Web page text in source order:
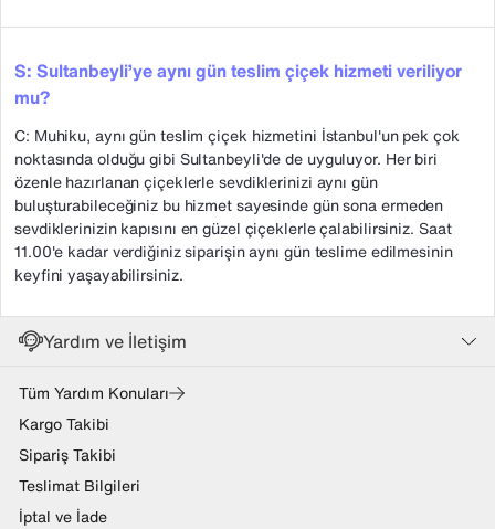
S: Sultanbeyli’ye aynı gün teslim çiçek hizmeti veriliyor
mu?
C: Muhiku, aynı gün teslim çiçek hizmetini İstanbul'un pek çok
noktasında olduğu gibi Sultanbeyli'de de uyguluyor. Her biri
özenle hazırlanan çiçeklerle sevdiklerinizi aynı gün
buluşturabileceğiniz bu hizmet sayesinde gün sona ermeden
sevdiklerinizin kapısını en güzel çiçeklerle çalabilirsiniz. Saat
11.00'e kadar verdiğiniz siparişin aynı gün teslime edilmesinin
keyfini yaşayabilirsiniz.
Yardım ve İletişim
Tüm Yardım Konuları
Kargo Takibi
Sipariş Takibi
Teslimat Bilgileri
İptal ve İade